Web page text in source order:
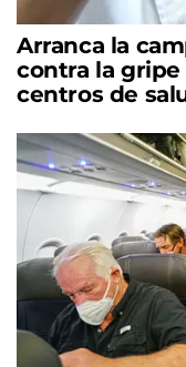
Arranca la
contra la gripe
centros de